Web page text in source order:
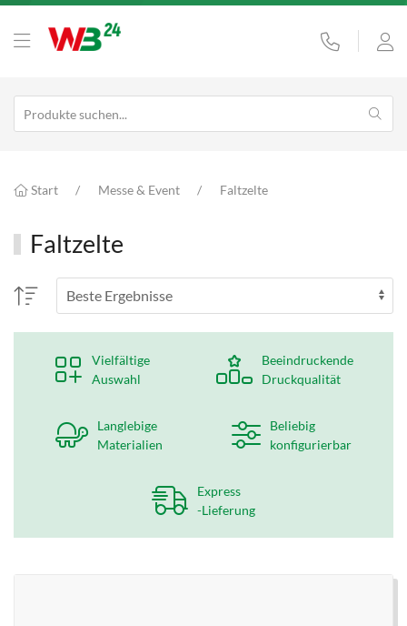
Start Messe & Event Faltzelte
Faltzelte
Vielfältige
Auswahl
Beeindruckende
Druckqualität
Langlebige
Materialien
Beliebig
konfigurierbar
Express
-Lieferung